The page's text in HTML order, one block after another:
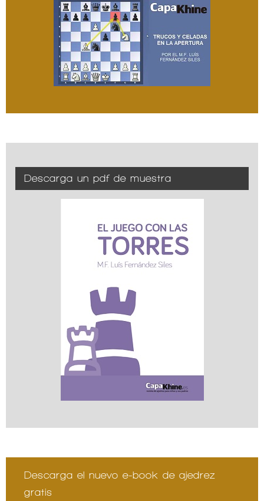
Descarga un pdf de muestra
Descarga el nuevo e-book de ajedrez
gratis